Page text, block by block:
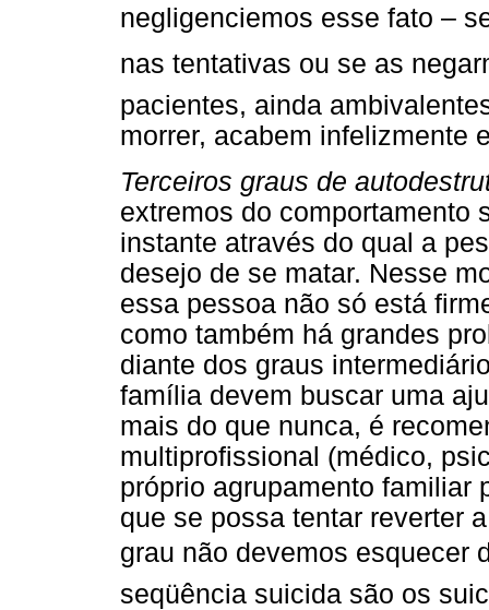
negligenciemos esse fato –
nas tentativas ou se as
pacientes, ainda
morrer, acabem infelizmente
Terceiros graus de
extremos do comportamento
instante através do qual a
desejo de se matar. Nesse
essa pessoa não só está
como também há grandes
diante dos graus
família devem buscar uma
mais do que nunca, é
multiprofissional (médico,
próprio agrupamento familiar
que se possa tentar reverter
grau não devemos esquecer
seqüência suicida são os